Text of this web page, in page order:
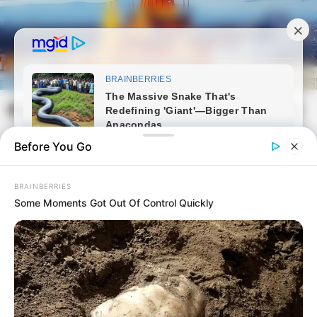
Skip
to
content
Magyarvilag.com
Open
Search
Before You Go
BRAINBERRIES
Some Moments Got Out Of Control Quickly